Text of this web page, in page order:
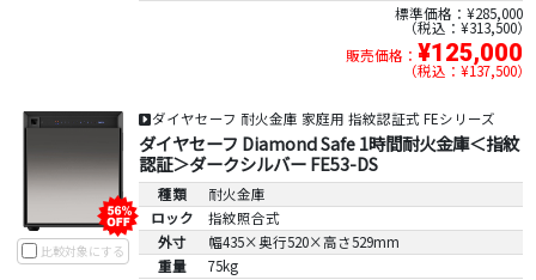
標準価格：¥285,000
税込：¥313,500
販売価格： ¥125,000
税込：¥137,500
比較対象にする
ダイヤセーフ 耐火金庫 家庭用 指紋認証式 FEシリーズ
ダイヤセーフ Diamond Safe 1時間耐火金庫＜指紋
認証＞ダークシルバー FE53-DS
種類
耐火金庫
ロック
指紋照合式
外寸
幅435×奥行520×高さ529mm
重量
75kg